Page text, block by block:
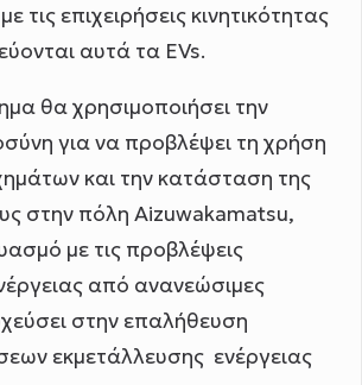
τις επιχειρήσεις κινητικότητας
αυτά τα EVs.
θα χρησιμοποιήσει την
για να προβλέψει τη χρήση
και την κατάσταση της
στην πόλη Aizuwakamatsu,
με τις προβλέψεις
από ανανεώσιμες
στην επαλήθευση
εκμετάλλευσης ενέργειας